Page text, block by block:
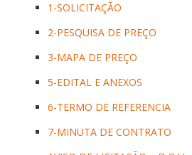
1-SOLICITAÇÃO
2-PESQUISA DE PREÇO
3-MAPA DE PREÇO
5-EDITAL E ANEXOS
6-TERMO DE REFERENCIA
7-MINUTA DE CONTRATO